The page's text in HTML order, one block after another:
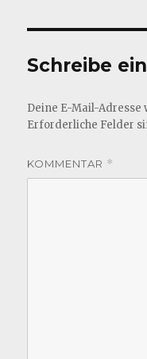
Schreibe
Deine E-Mail-
Erforderliche Felder
KOMMENTAR *